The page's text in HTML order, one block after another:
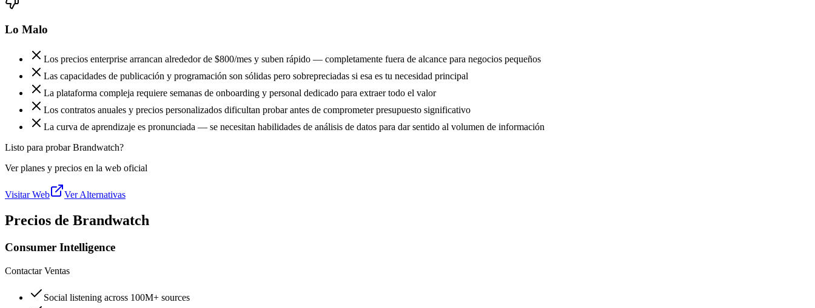
Lo Malo
Los precios enterprise arrancan alrededor de $800/mes y suben rápido — completamente fuera de alcance para negocios pequeños
Las capacidades de publicación y programación son sólidas pero sobrepreciadas si esa es tu necesidad principal
La plataforma compleja requiere semanas de onboarding y personal dedicado para extraer todo el valor
Los contratos anuales y precios personalizados dificultan probar antes de comprometer presupuesto significativo
La curva de aprendizaje es pronunciada — se necesitan habilidades de análisis de datos para dar sentido al volumen de información
Listo para probar Brandwatch?
Ver planes y precios en la web oficial
Visitar Web Ver Alternativas
Precios de Brandwatch
Consumer Intelligence
Contactar Ventas
Social listening across 100M+ sources